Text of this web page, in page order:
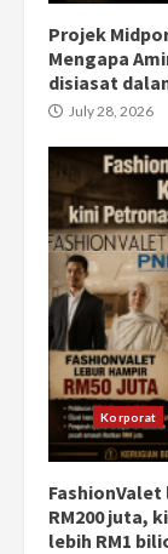
Projek
Mengapa
disiasat
July 28, 2026
Korporat
FashionValet
RM200 juta,
lebih RM1